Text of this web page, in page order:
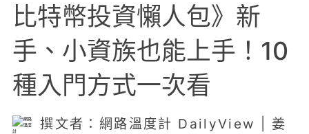
比特幣投資懶人包》新
手、小資族也能上手！10
種入門方式一次看
撰文者：網路溫度計 DailyView | 姜